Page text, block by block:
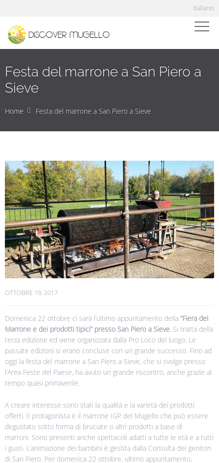
Italiano
Festa del marrone a San Piero a
Sieve
Home Festa del marrone a San Piero a Sieve
OTTOBRE 19, 2017
Domenica 22 ottobre ci sarà l’ultimo appuntamento della “Fiera del
Marrone e dei prodotti tipici” presso San Piero a Sieve. Si tratta della
terza edizione ed viene organizzata dalla Pro Loco del luogo. Le
passate edizioni si erano concluse con un grande successo. Fino ad
oggi la festa del marrone a San Piero a Sieve, che si svolge presso
l’Area Feste del Paese, ha avuto un grande riscontro, anche grazie al
tempo quasi primaverile.
A creare interesse sono stati la qualità e la varietà dei prodotti
offerti. Il protagonista è il marrone IGP del Mugello che può essere
degustato sotto forma di bruciate o altri prodotti a base di
marroni. Sono presenti anche spettacoli adatti a tutte le età e a tutti
i gusti. L’animazione dei bambini è gestita dalla Consulta dei genitori
di San Piero. Per domenica 22 ottobre, ultimo appuntamento,